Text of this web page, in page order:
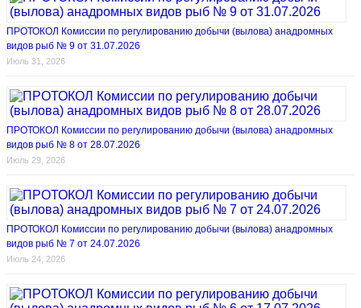
ПРОТОКОЛ Комиссии по регулированию добычи (вылова) анадромных
видов рыб № 9 от 31.07.2026
Июль 31, 2026
ПРОТОКОЛ Комиссии по регулированию добычи (вылова) анадромных
видов рыб № 8 от 28.07.2026
Июль 29, 2026
ПРОТОКОЛ Комиссии по регулированию добычи (вылова) анадромных
видов рыб № 7 от 24.07.2026
Июль 24, 2026